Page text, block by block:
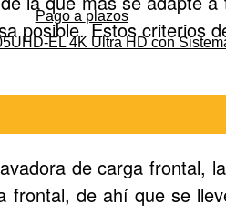
Pago a plazos
EL 4K Ultra HD con
posible. Estos criterios
de carga frontal,
frontal, de ahí que se